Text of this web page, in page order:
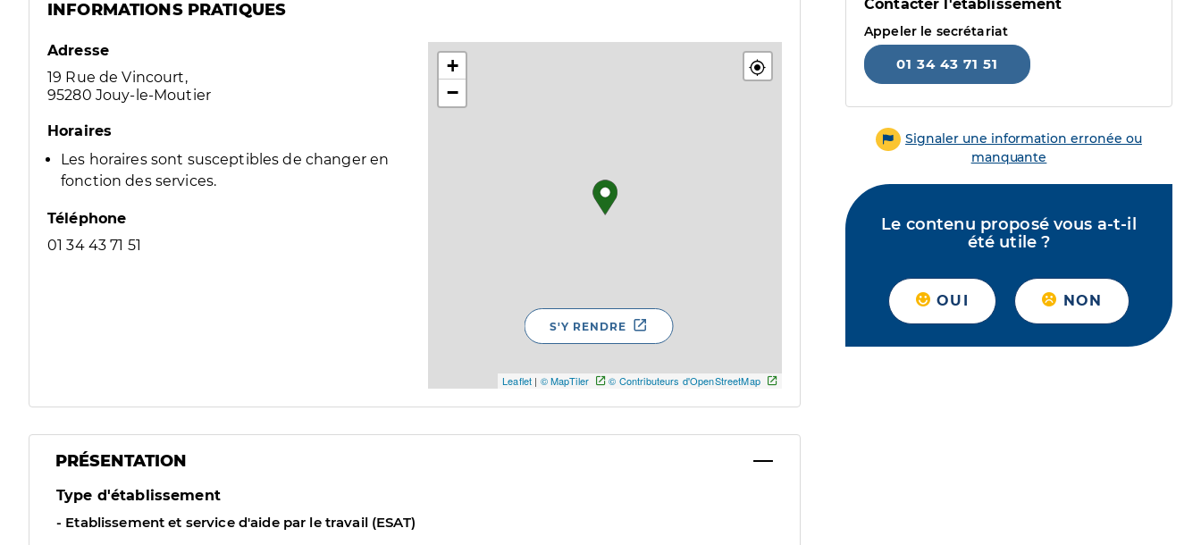
INFORMATIONS PRATIQUES
Adresse
19 Rue de Vincourt,
95280 Jouy-le-Moutier
Horaires
Les horaires sont susceptibles de changer en
fonction des services.
Téléphone
01 34 43 71 51
+
−
Leaflet | © MapTiler © Contributeurs d'OpenStreetMap
S'Y RENDRE
PRÉSENTATION
Type d'établissement
- Etablissement et service d'aide par le travail (ESAT)
Contacter l'établissement
Appeler le secrétariat
01 34 43 71 51
Signaler une information erronée ou
manquante
Le contenu proposé vous a-t-il
été utile ?
OUI NON